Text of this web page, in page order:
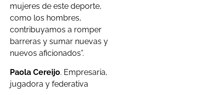
mujeres de este deporte,
como los hombres,
contribuyamos a romper
barreras y sumar nuevas y
nuevos aficionados”.
Paola Cereijo. Empresaria,
jugadora y federativa